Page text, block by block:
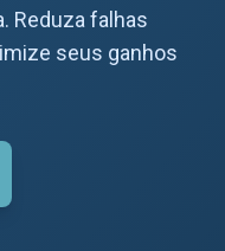
Reduza falhas
seus ganhos